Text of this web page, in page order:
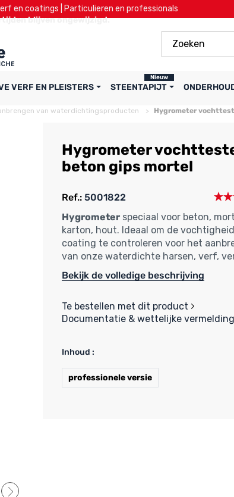
en coatings | Particulieren en professionals
blijven ongewijzigd.
VERF EN PLEISTERS STEENTAPIJT
Nieuw
van waterdichtingsproducten Hygrometer
Hygrometer
beton gips mortel
Ref.: 5001822
Hygrometer speciaal voor beton,
karton, hout. Ideaal om de
coating te controleren voor het
van onze waterdichte harsen, verf,
Bekijk de volledige beschrijving
Te bestellen met dit product
Documentatie & wettelijke
Inhoud :
professionele versie